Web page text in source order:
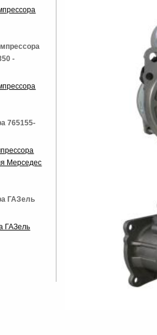
-
765155-
Мерседес
ГАЗель
ГАЗель